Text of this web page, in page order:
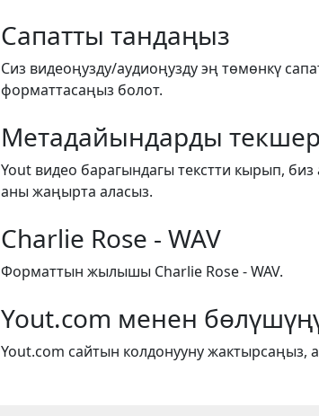
Сапатты тандаңыз
Сиз видеоңузду/аудиоңузду эң төмөнкү
форматтасаңыз болот.
Метадайындарды
Yout видео барагындагы текстти кырып,
аны жаңырта аласыз.
Charlie Rose - WAV
Форматтын жылышы Charlie Rose - WAV.
Yout.com менен
Yout.com сайтын колдонууну жактырсаңыз,